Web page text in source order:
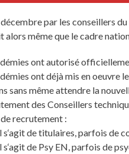
décembre par les conseillers
alors même que le cadre
ont autorisé
ont déjà mis en oeuvre
sans même attendre la
des Conseillers
recrutement :
s‘agit de titulaires, parfois de
de Psy EN, parfois de